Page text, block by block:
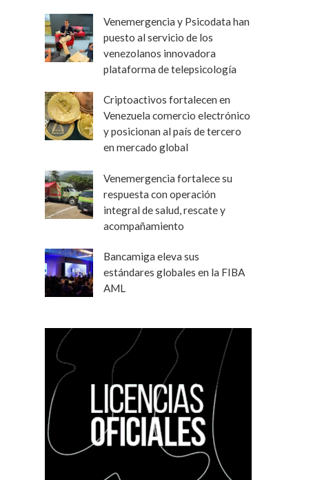
Venemergencia y Psicodata han
puesto al servicio de los
venezolanos innovadora
plataforma de telepsicología
Criptoactivos fortalecen en
Venezuela comercio electrónico
y posicionan al país de tercero
en mercado global
Venemergencia fortalece su
respuesta con operación
integral de salud, rescate y
acompañamiento
Bancamiga eleva sus
estándares globales en la FIBA
AML